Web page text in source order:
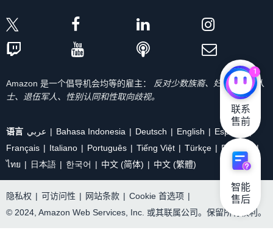
Amazon 是一个倡导机会均等的雇主：
反对少数族裔、妇女、残疾人
士、退伍军人、性别认同和性取向歧视。
语言 عربي Bahasa Indonesia Deutsch English
Español
Français
Italiano Português Tiếng Việt Türkçe
Ρусский
ไทย
日本語 한국어 中文 (简体) 中文 (繁體)
隐私权 | 可访问性 | 网站条款 | Cookie 首选项 |
© 2024, Amazon Web Services, Inc. 或其联属公司。保留所有权利。
1
联系
售前
智能
售后